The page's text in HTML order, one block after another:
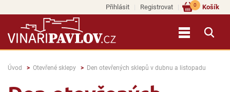
Přihlásit Registrovat Košík
0
Úvod Otevřené sklepy Den otevřených sklepů v dubnu a listopadu